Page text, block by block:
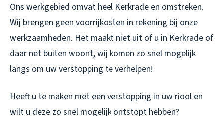
Ons werkgebied omvat heel Kerkrade en omstreken.
Wij brengen geen voorrijkosten in rekening bij onze
werkzaamheden. Het maakt niet uit of u in Kerkrade of
daar net buiten woont, wij komen zo snel mogelijk
langs om uw verstopping te verhelpen!
Heeft u te maken met een verstopping in uw riool en
wilt u deze zo snel mogelijk ontstopt hebben?